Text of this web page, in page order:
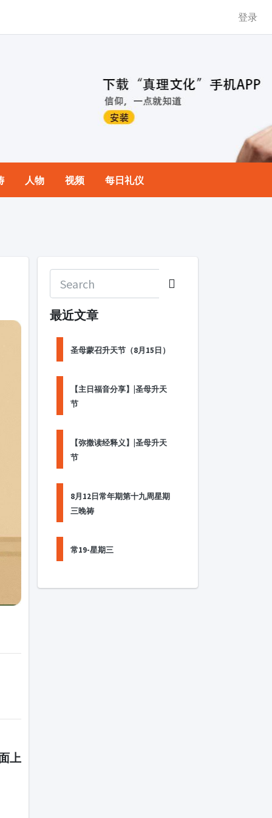
登录
人物 视频 每日礼仪
上
最近文章
圣母蒙召升天节（8月15日）
【主日福音分享】|圣母升天
节
【弥撒读经释义】|圣母升天
节
8月12日常年期第十九周星期
三晚祷
常19-星期三